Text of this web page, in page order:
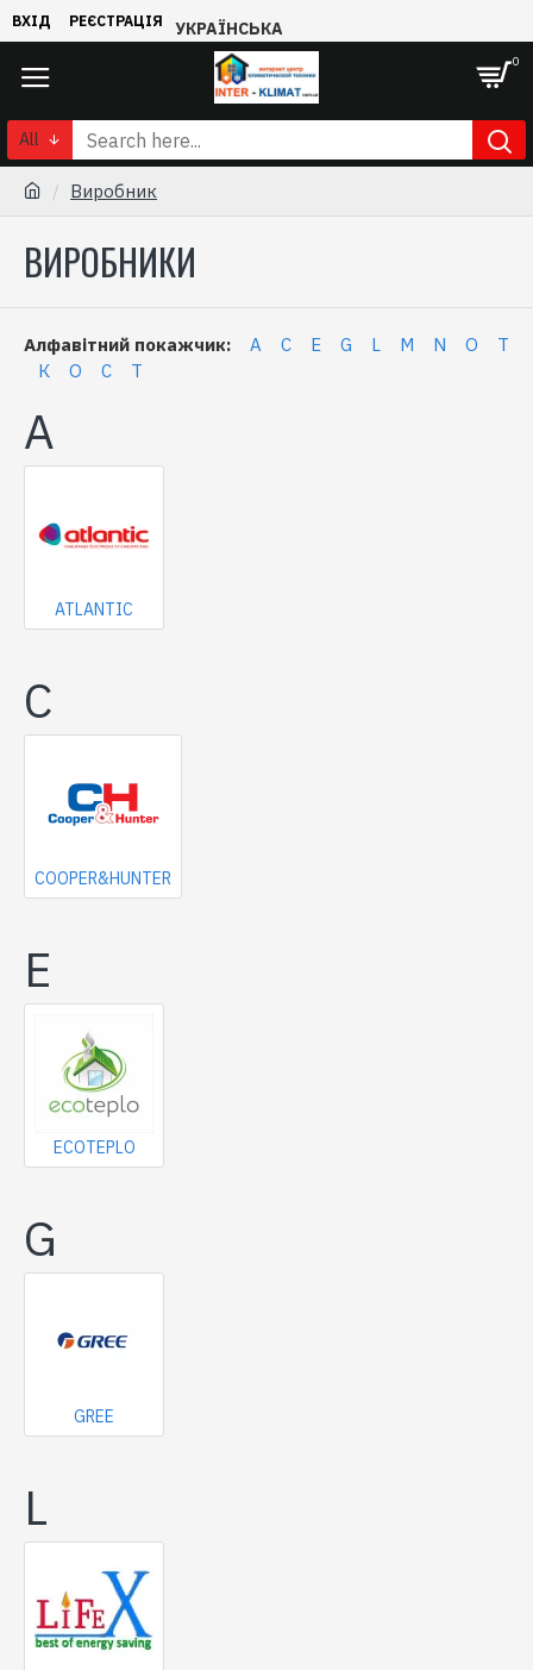
ВХІД РЕЄСТРАЦІЯ УКРАЇНСЬКА
0
All
Виробник
ВИРОБНИКИ
Алфавітний покажчик: A C E G L M N O
T
К
О С Т
A
ATLANTIC
C
COOPER&HUNTER
E
ECOTEPLO
G
GREE
L